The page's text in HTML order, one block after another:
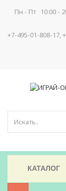
Пн - Пт 10:00 -
+7-495-01-808-17,
КАТАЛОГ